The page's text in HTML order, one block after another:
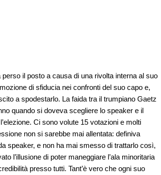
il posto a causa di una rivolta interna al suo
di sfiducia nei confronti del suo capo e,
a spodestarlo. La faida tra il trumpiano Gaetz
quando si doveva scegliere lo speaker e il
Ci sono volute 15 votazioni e molti
non si sarebbe mai allentata: definiva
speaker, e non ha mai smesso di trattarlo così,
l’illusione di poter maneggiare l’ala minoritaria
presso tutti. Tant’è vero che ogni suo